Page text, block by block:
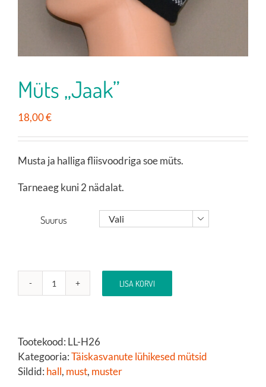
Müts „Jaak”
18,00€
Musta ja halliga fliisvoodriga soe müts.
Tarneaeg kuni 2 nädalat.
Suurus 
Müts
LISA KORVI
Tootekood: LL-H26
Kategooria:Täiskasvanute lühikesed mütsid
Sildid: hall, must, muster